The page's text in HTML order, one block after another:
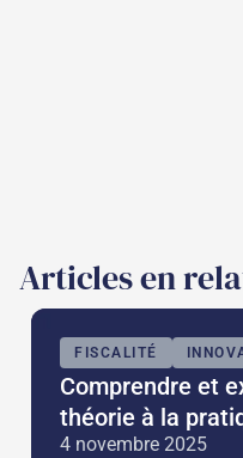
Articles en
FISCALITÉ
Comprendre et
théorie à la
4 novembre 2025